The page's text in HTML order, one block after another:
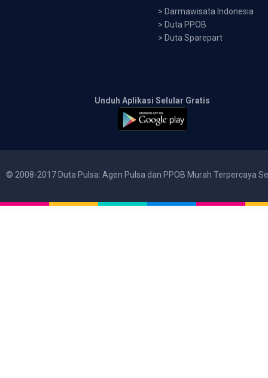
> Darmawisata Indonesia
> Duta PPOB
> Duta Sparepart
Unduh Aplikasi Selular Gratis
© 2008-2017 Duta Pulsa: Agen Pulsa dan PPOB Murah Terpercaya